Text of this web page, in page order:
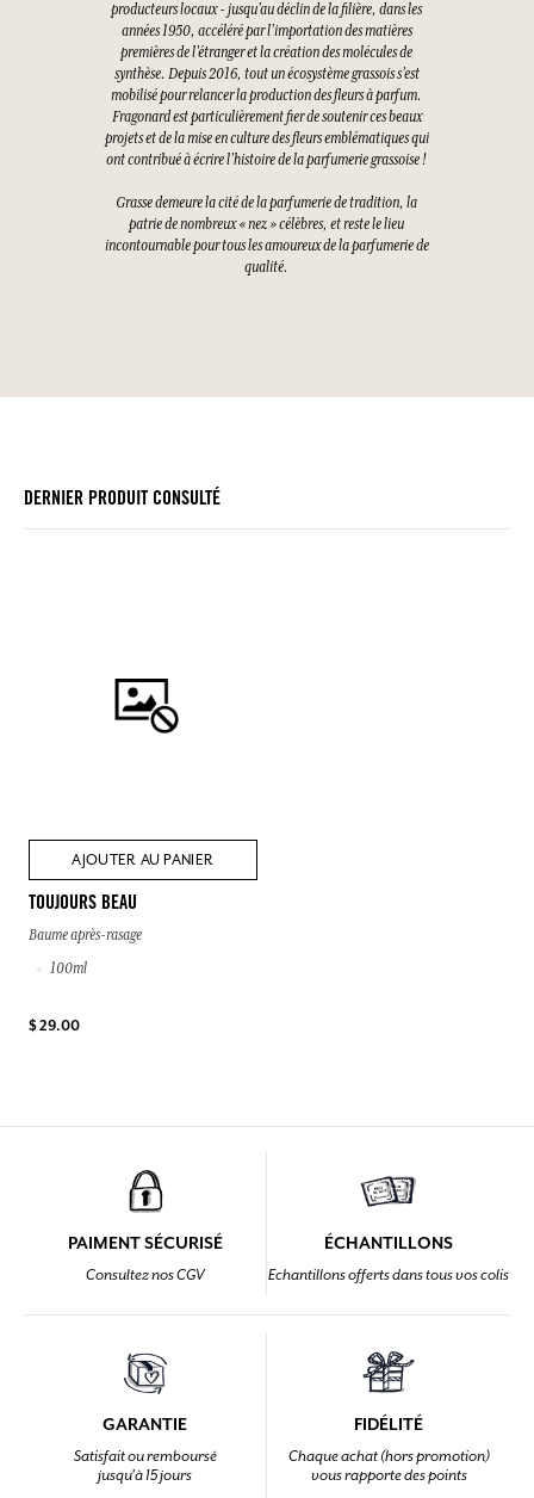
producteurs locaux - jusqu’au déclin de la filière, dans les
années 1950, accéléré par l’importation des matières
premières de l’étranger et la création des molécules de
synthèse. Depuis 2016, tout un écosystème grassois s’est
mobilisé pour relancer la production des fleurs à parfum.
Fragonard est particulièrement fier de soutenir ces beaux
projets et de la mise en culture des fleurs emblématiques qui
ont contribué à écrire l’histoire de la parfumerie grassoise !
Grasse demeure la cité de la parfumerie de tradition, la
patrie de nombreux « nez » célèbres, et reste le lieu
incontournable pour tous les amoureux de la parfumerie de
qualité.
DERNIER PRODUIT CONSULTÉ
AJOUTER AU PANIER
TOUJOURS BEAU
Baume après-rasage
100ml
$ 29.00
PAIMENT SÉCURISÉ
Consultez nos CGV
ÉCHANTILLONS
Echantillons offerts dans tous vos colis
GARANTIE
Satisfait ou remboursé
jusqu'à 15 jours
FIDÉLITÉ
Chaque achat (hors promotion)
vous rapporte des points